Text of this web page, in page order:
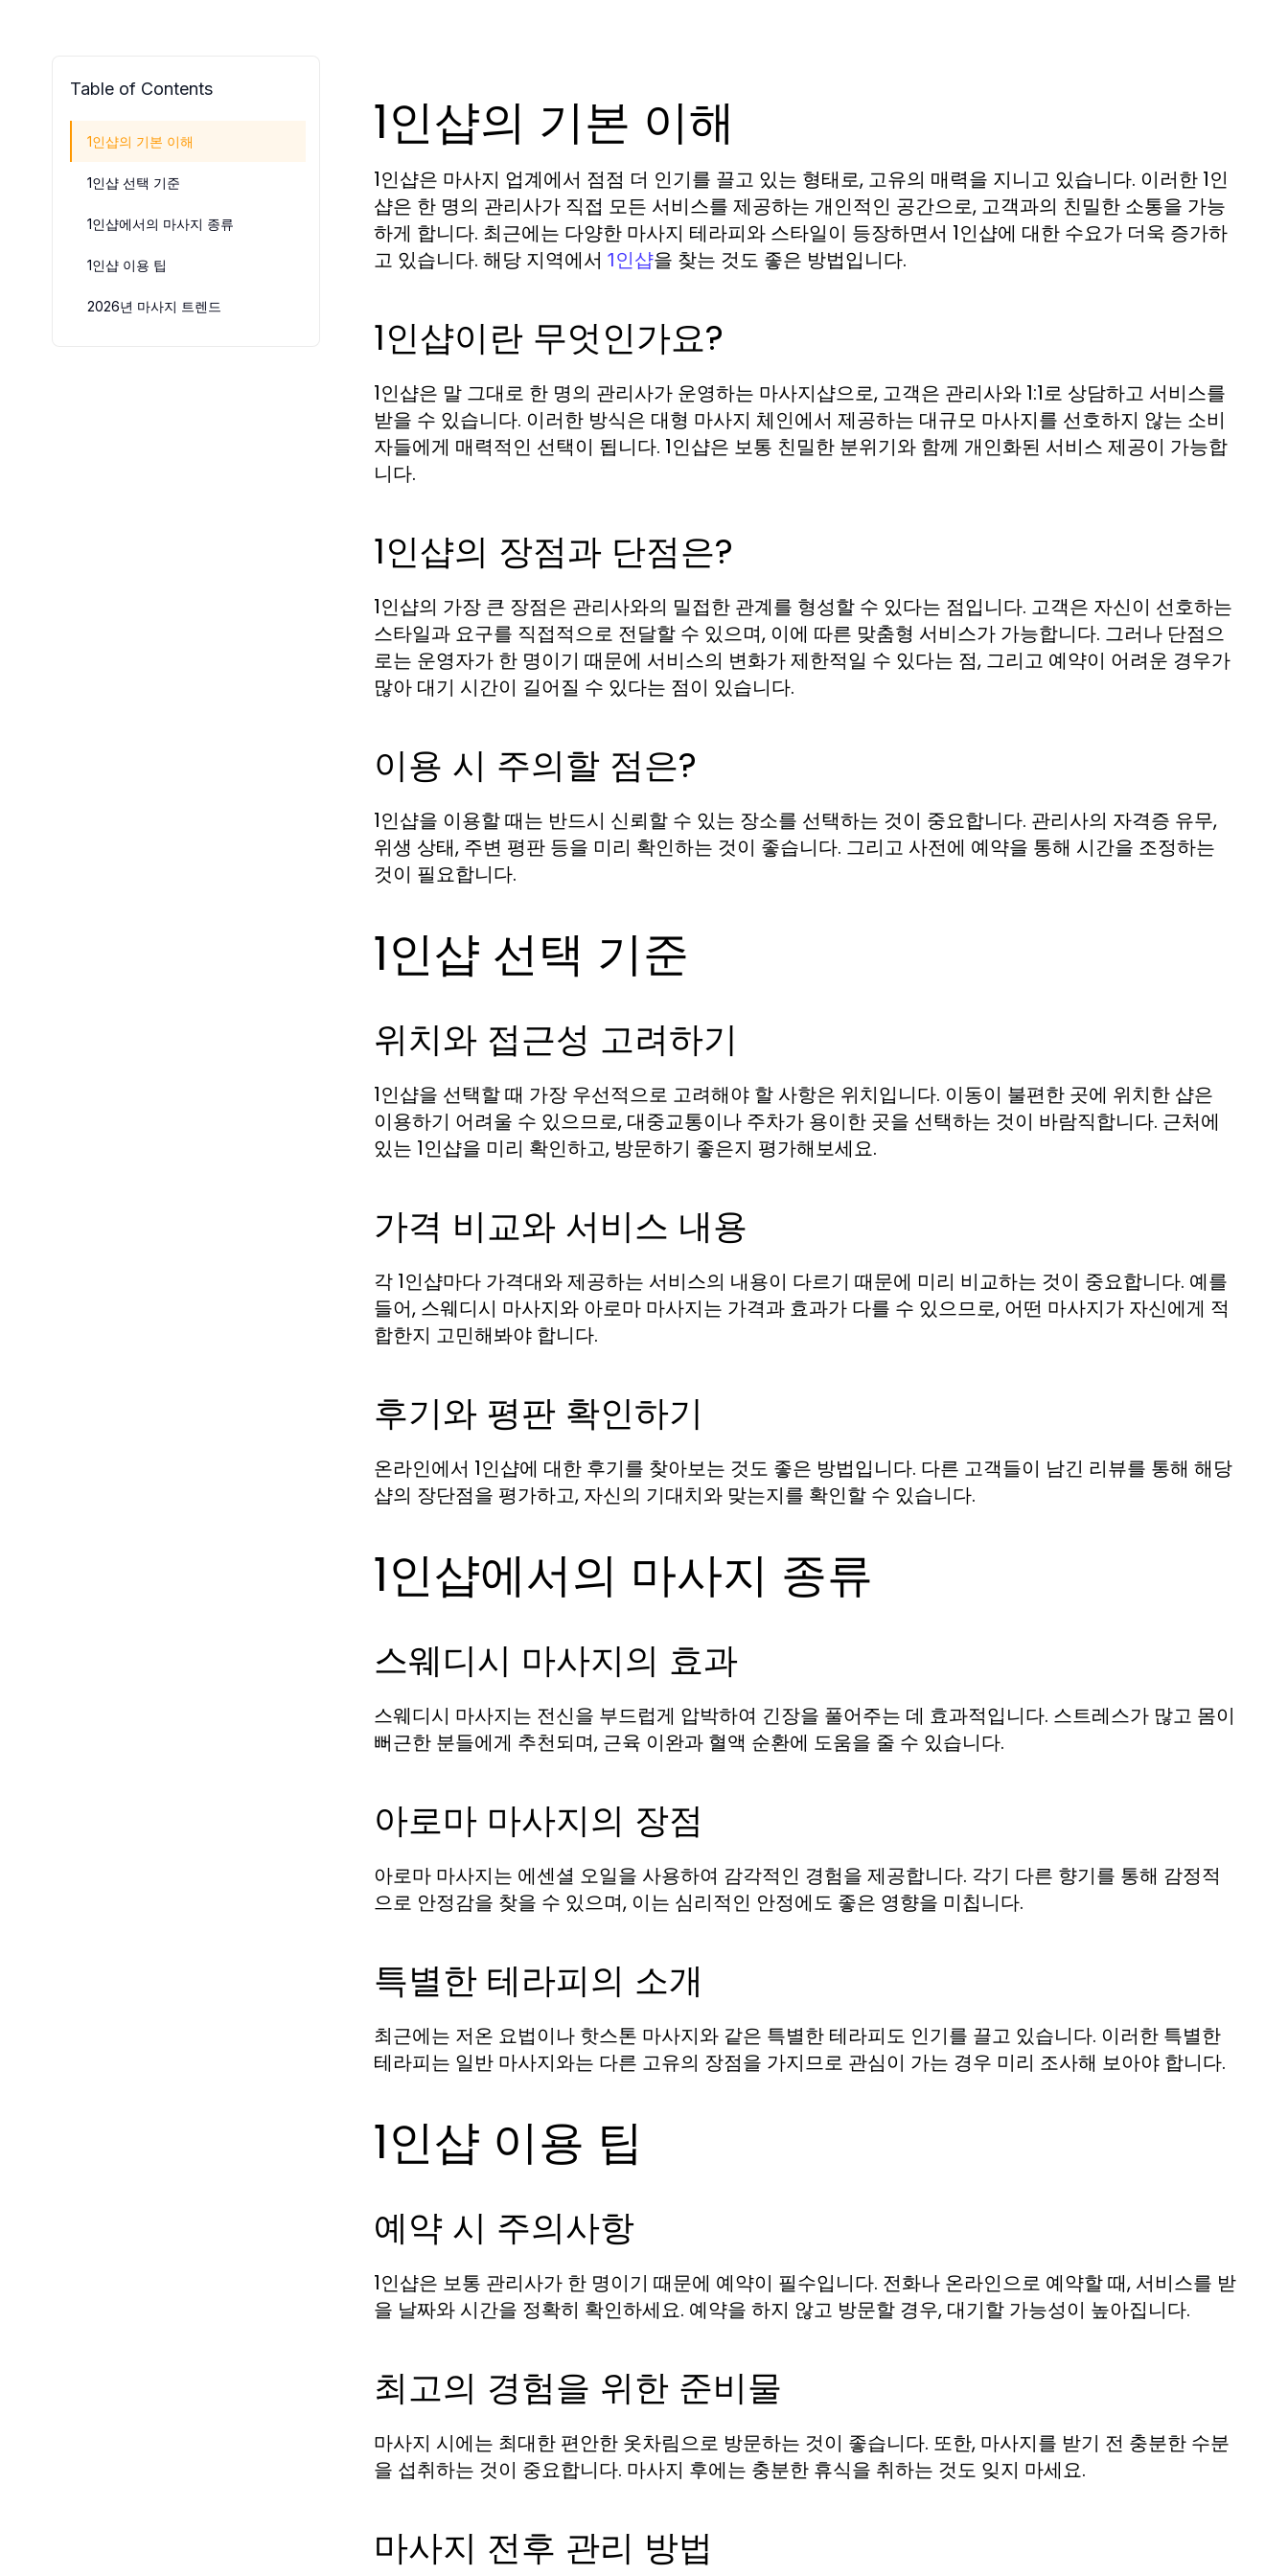
Table of Contents
1인샵의 기본 이해
1인샵 선택 기준
1인샵에서의 마사지 종류
1인샵 이용 팁
2026년 마사지 트렌드
1인샵의 기본 이해
1인샵은 마사지 업계에서 점점 더 인기를 끌고 있는 형태로, 고유의 매력을 지니고 있습니다. 이러한 1인
샵은 한 명의 관리사가 직접 모든 서비스를 제공하는 개인적인 공간으로, 고객과의 친밀한 소통을 가능
하게 합니다. 최근에는 다양한 마사지 테라피와 스타일이 등장하면서 1인샵에 대한 수요가 더욱 증가하
고 있습니다. 해당 지역에서 1인샵을 찾는 것도 좋은 방법입니다.
1인샵이란 무엇인가요?
1인샵은 말 그대로 한 명의 관리사가 운영하는 마사지샵으로, 고객은 관리사와 1:1로 상담하고 서비스를
받을 수 있습니다. 이러한 방식은 대형 마사지 체인에서 제공하는 대규모 마사지를 선호하지 않는 소비
자들에게 매력적인 선택이 됩니다. 1인샵은 보통 친밀한 분위기와 함께 개인화된 서비스 제공이 가능합
니다.
1인샵의 장점과 단점은?
1인샵의 가장 큰 장점은 관리사와의 밀접한 관계를 형성할 수 있다는 점입니다. 고객은 자신이 선호하는
스타일과 요구를 직접적으로 전달할 수 있으며, 이에 따른 맞춤형 서비스가 가능합니다. 그러나 단점으
로는 운영자가 한 명이기 때문에 서비스의 변화가 제한적일 수 있다는 점, 그리고 예약이 어려운 경우가
많아 대기 시간이 길어질 수 있다는 점이 있습니다.
이용 시 주의할 점은?
1인샵을 이용할 때는 반드시 신뢰할 수 있는 장소를 선택하는 것이 중요합니다. 관리사의 자격증 유무,
위생 상태, 주변 평판 등을 미리 확인하는 것이 좋습니다. 그리고 사전에 예약을 통해 시간을 조정하는
것이 필요합니다.
1인샵 선택 기준
위치와 접근성 고려하기
1인샵을 선택할 때 가장 우선적으로 고려해야 할 사항은 위치입니다. 이동이 불편한 곳에 위치한 샵은
이용하기 어려울 수 있으므로, 대중교통이나 주차가 용이한 곳을 선택하는 것이 바람직합니다. 근처에
있는 1인샵을 미리 확인하고, 방문하기 좋은지 평가해보세요.
가격 비교와 서비스 내용
각 1인샵마다 가격대와 제공하는 서비스의 내용이 다르기 때문에 미리 비교하는 것이 중요합니다. 예를
들어, 스웨디시 마사지와 아로마 마사지는 가격과 효과가 다를 수 있으므로, 어떤 마사지가 자신에게 적
합한지 고민해봐야 합니다.
후기와 평판 확인하기
온라인에서 1인샵에 대한 후기를 찾아보는 것도 좋은 방법입니다. 다른 고객들이 남긴 리뷰를 통해 해당
샵의 장단점을 평가하고, 자신의 기대치와 맞는지를 확인할 수 있습니다.
1인샵에서의 마사지 종류
스웨디시 마사지의 효과
스웨디시 마사지는 전신을 부드럽게 압박하여 긴장을 풀어주는 데 효과적입니다. 스트레스가 많고 몸이
뻐근한 분들에게 추천되며, 근육 이완과 혈액 순환에 도움을 줄 수 있습니다.
아로마 마사지의 장점
아로마 마사지는 에센셜 오일을 사용하여 감각적인 경험을 제공합니다. 각기 다른 향기를 통해 감정적
으로 안정감을 찾을 수 있으며, 이는 심리적인 안정에도 좋은 영향을 미칩니다.
특별한 테라피의 소개
최근에는 저온 요법이나 핫스톤 마사지와 같은 특별한 테라피도 인기를 끌고 있습니다. 이러한 특별한
테라피는 일반 마사지와는 다른 고유의 장점을 가지므로 관심이 가는 경우 미리 조사해 보아야 합니다.
1인샵 이용 팁
예약 시 주의사항
1인샵은 보통 관리사가 한 명이기 때문에 예약이 필수입니다. 전화나 온라인으로 예약할 때, 서비스를 받
을 날짜와 시간을 정확히 확인하세요. 예약을 하지 않고 방문할 경우, 대기할 가능성이 높아집니다.
최고의 경험을 위한 준비물
마사지 시에는 최대한 편안한 옷차림으로 방문하는 것이 좋습니다. 또한, 마사지를 받기 전 충분한 수분
을 섭취하는 것이 중요합니다. 마사지 후에는 충분한 휴식을 취하는 것도 잊지 마세요.
마사지 전후 관리 방법